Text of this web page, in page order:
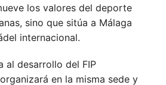
los valores del deporte
sino que sitúa a Málaga
internacional.
al desarrollo del FIP
en la misma sede y